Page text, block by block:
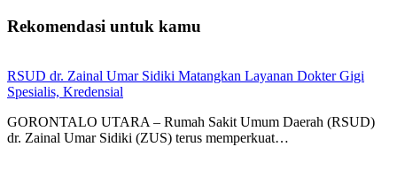
Rekomendasi untuk kamu
RSUD dr. Zainal Umar Sidiki Matangkan Layanan Dokter Gigi
Spesialis, Kredensial
GORONTALO UTARA – Rumah Sakit Umum Daerah (RSUD)
dr. Zainal Umar Sidiki (ZUS) terus memperkuat…